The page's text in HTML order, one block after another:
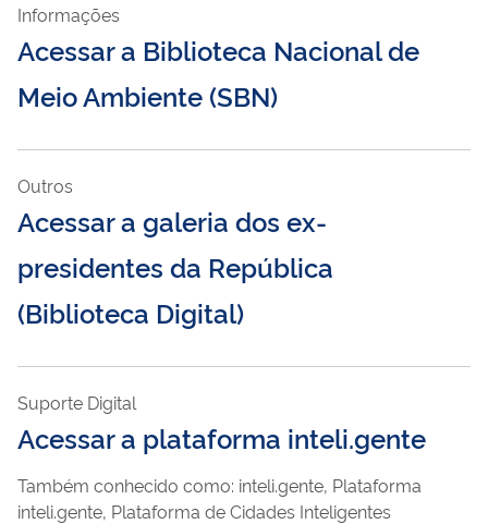
Informações
Acessar a Biblioteca Nacional de
Meio Ambiente (SBN)
Outros
Acessar a galeria dos ex-
presidentes da República
(Biblioteca Digital)
Suporte Digital
Acessar a plataforma inteli.gente
Também conhecido como: inteli.gente, Plataforma
inteli.gente, Plataforma de Cidades Inteligentes